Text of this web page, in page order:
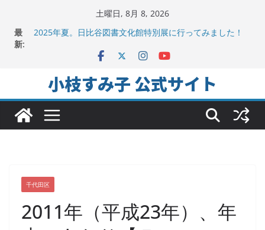
土曜日, 8月 8, 2026
最
新:
2025年夏。日比谷図書文化館特別展に行ってみました！
千代田区社会福祉協議会アキバ分室「食と居場所の学習
ヒートアイランド緩和のキーワードは「水と緑と風」
小枝すみ子 公式サイト
千代田区
2011年（平成23年）、年